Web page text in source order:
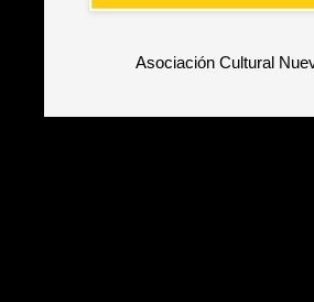
Asociación Cultural